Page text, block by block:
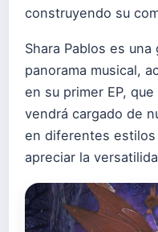
construyendo su
Shara Pablos es
panorama musical,
en su primer EP,
vendrá cargado de
en diferentes
apreciar la